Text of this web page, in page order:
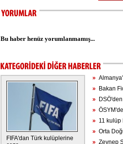
Bu haber henüz yorumlanmamış...
FIFA'dan Türk kulüplerine
»
» Bakan
»
»
» 11 kulüp
» Orta
» Zeynep